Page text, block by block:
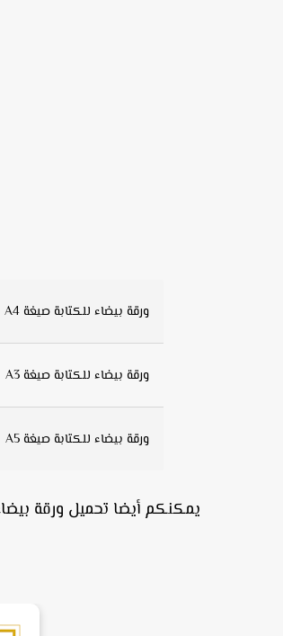
ورقة بيضاء للكتابة صيغة A4
ورقة بيضاء للكتابة صيغة A3
ورقة بيضاء للكتابة صيغة A5
يمكنكم أيضا تحميل ورقة